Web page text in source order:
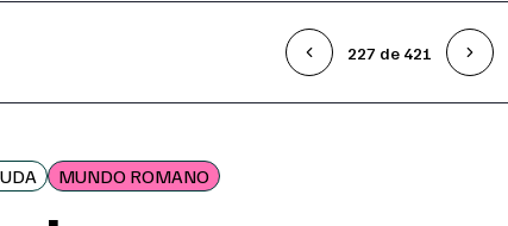
227 de 421
MUNDO ROMANO